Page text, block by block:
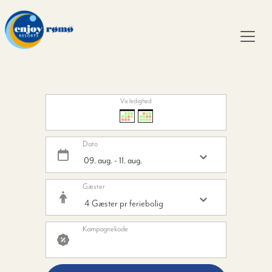
Vis ledighed
Dato
Gæster
Kampagnekode